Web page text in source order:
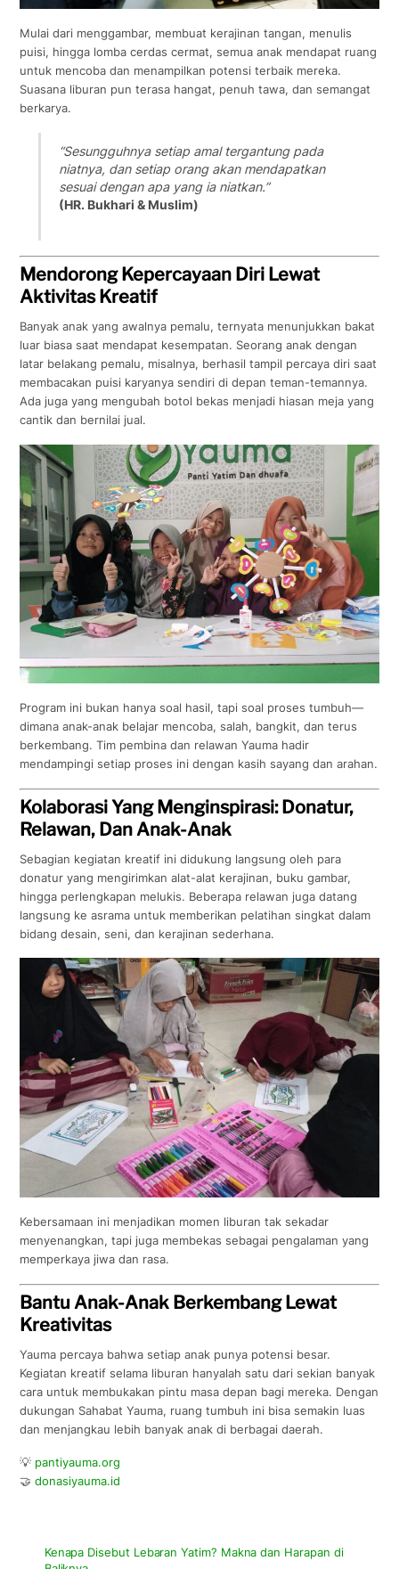
Mulai dari menggambar, membuat kerajinan tangan, menulis
puisi, hingga lomba cerdas cermat, semua anak mendapat ruang
untuk mencoba dan menampilkan potensi terbaik mereka.
Suasana liburan pun terasa hangat, penuh tawa, dan semangat
berkarya.
“Sesungguhnya setiap amal tergantung pada
niatnya, dan setiap orang akan mendapatkan
sesuai dengan apa yang ia niatkan.”
(HR. Bukhari & Muslim)
Mendorong Kepercayaan Diri Lewat
Aktivitas Kreatif
Banyak anak yang awalnya pemalu, ternyata menunjukkan bakat
luar biasa saat mendapat kesempatan. Seorang anak dengan
latar belakang pemalu, misalnya, berhasil tampil percaya diri saat
membacakan puisi karyanya sendiri di depan teman-temannya.
Ada juga yang mengubah botol bekas menjadi hiasan meja yang
cantik dan bernilai jual.
Program ini bukan hanya soal hasil, tapi soal proses tumbuh—
dimana anak-anak belajar mencoba, salah, bangkit, dan terus
berkembang. Tim pembina dan relawan Yauma hadir
mendampingi setiap proses ini dengan kasih sayang dan arahan.
Kolaborasi Yang Menginspirasi: Donatur,
Relawan, Dan Anak-Anak
Sebagian kegiatan kreatif ini didukung langsung oleh para
donatur yang mengirimkan alat-alat kerajinan, buku gambar,
hingga perlengkapan melukis. Beberapa relawan juga datang
langsung ke asrama untuk memberikan pelatihan singkat dalam
bidang desain, seni, dan kerajinan sederhana.
Kebersamaan ini menjadikan momen liburan tak sekadar
menyenangkan, tapi juga membekas sebagai pengalaman yang
memperkaya jiwa dan rasa.
Bantu Anak-Anak Berkembang Lewat
Kreativitas
Yauma percaya bahwa setiap anak punya potensi besar.
Kegiatan kreatif selama liburan hanyalah satu dari sekian banyak
cara untuk membukakan pintu masa depan bagi mereka. Dengan
dukungan Sahabat Yauma, ruang tumbuh ini bisa semakin luas
dan menjangkau lebih banyak anak di berbagai daerah.
💡 pantiyauma.org
🤝donasiyauma.id
Kenapa Disebut Lebaran Yatim? Makna dan Harapan di